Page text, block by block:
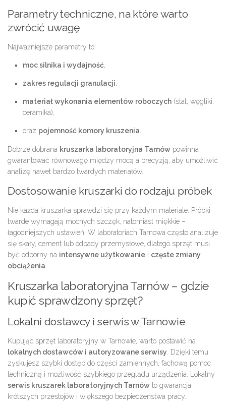
Parametry techniczne, na które warto
zwrócić uwagę
Najważniejsze parametry to:
moc silnika i wydajność
zakres regulacji granulacji
materiał wykonania elementów roboczych (stal, węgliki,
ceramika),
oraz pojemność komory kruszenia
Dobrze dobrana kruszarka laboratoryjna Tarnów powinna
gwarantować równowagę między mocą a precyzją, aby umożliwić
analizę nawet bardzo twardych materiałów.
Dostosowanie kruszarki do rodzaju próbek
Nie każda kruszarka sprawdzi się przy każdym materiale. Próbki
twarde wymagają mocnych szczęk, natomiast miękkie –
łagodniejszych ustawień. W laboratoriach Tarnowa często analizuje
się skały, cement lub odpady przemysłowe, dlatego sprzęt musi
być odporny na intensywne użytkowanie i częste zmiany
obciążenia.
Kruszarka laboratoryjna Tarnów – gdzie
kupić sprawdzony sprzęt?
Lokalni dostawcy i serwis w Tarnowie
Kupując sprzęt laboratoryjny w Tarnowie, warto postawić na
lokalnych dostawców i autoryzowane serwisy. Dzięki temu
zyskujesz szybki dostęp do części zamiennych, fachową pomoc
techniczną i możliwość szybkiego przeglądu urządzenia. Lokalny
serwis kruszarek laboratoryjnych Tarnów to gwarancja
krótszych przestojów i większego bezpieczeństwa pracy.